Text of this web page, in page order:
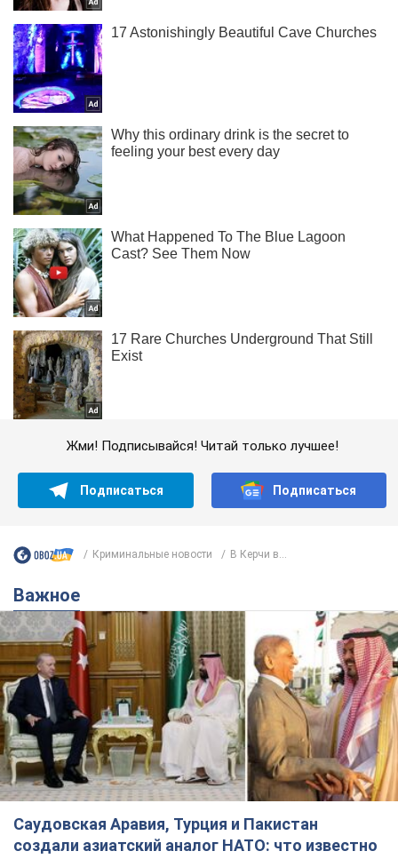
Жми! Подписывайся! Читай только лучшее!
Подписаться Подписаться
Криминальные новости В Керчи в...
Важное
Саудовская Аравия, Турция и Пакистан
создали азиатский аналог НАТО: что известно